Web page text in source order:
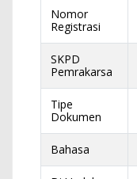
Nomor
Registrasi
SKPD
Pemrakarsa
Tipe
Dokumen
Bahasa